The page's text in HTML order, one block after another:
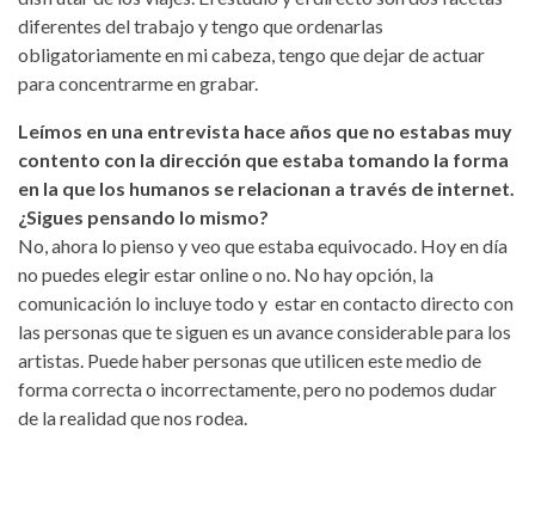
diferentes del trabajo y tengo que ordenarlas
obligatoriamente en mi cabeza, tengo que dejar de actuar
para concentrarme en grabar.
Leímos en una entrevista hace años que no estabas muy
contento con la dirección que estaba tomando la forma
en la que los humanos se relacionan a través de internet.
¿Sigues pensando lo mismo?
No, ahora lo pienso y veo que estaba equivocado. Hoy en día
no puedes elegir estar online o no. No hay opción, la
comunicación lo incluye todo y estar en contacto directo con
las personas que te siguen es un avance considerable para los
artistas. Puede haber personas que utilicen este medio de
forma correcta o incorrectamente, pero no podemos dudar
de la realidad que nos rodea.